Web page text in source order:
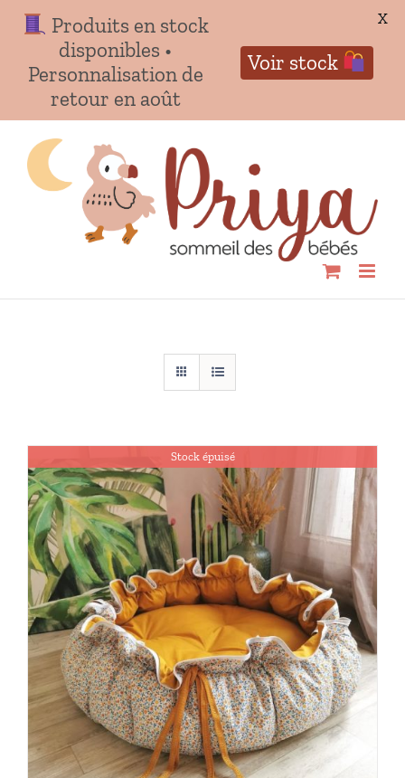
contenu
Stock épuisé
Produits en stock
disponibles •
Personnalisation de
retour en août
Voir stock
X